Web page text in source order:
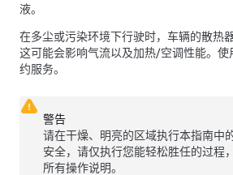
液。
在多尘或污染环境下行驶时，车辆的散热
这可能会影响气流以及加热/空调性能。 使
约服务。
警告
请在干燥、明亮的区域执行本指南中
安全，请仅执行您能轻松胜任的过程
所有操作说明。